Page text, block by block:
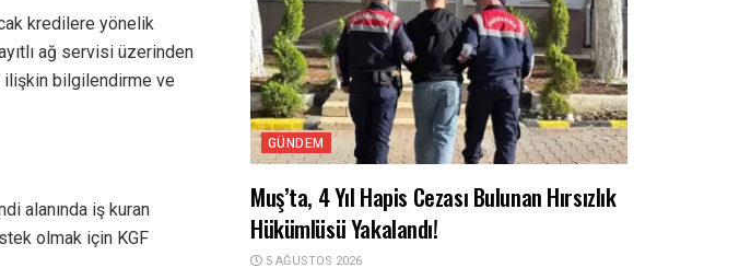
kredilere yönelik
ağ servisi üzerinden
ilişkin bilgilendirme ve
alanında iş kuran
olmak için KGF
GÜNDEM
Muş’ta, 4 Yıl Hapis Cezası Bulunan Hırsızlık
Hükümlüsü Yakalandı!
5 AĞUSTOS 2026